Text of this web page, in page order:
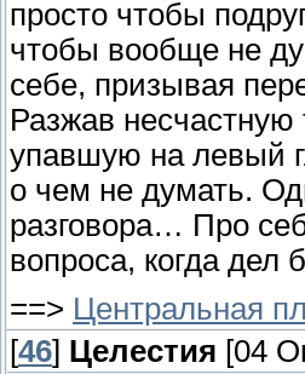
просто чтобы
чтобы вообще не
себе, призывая
Разжав несчастную
упавшую на левый
о чем не думать.
разговора… Про
вопроса, когда дел
==> Центральная
[46] Целестия [04